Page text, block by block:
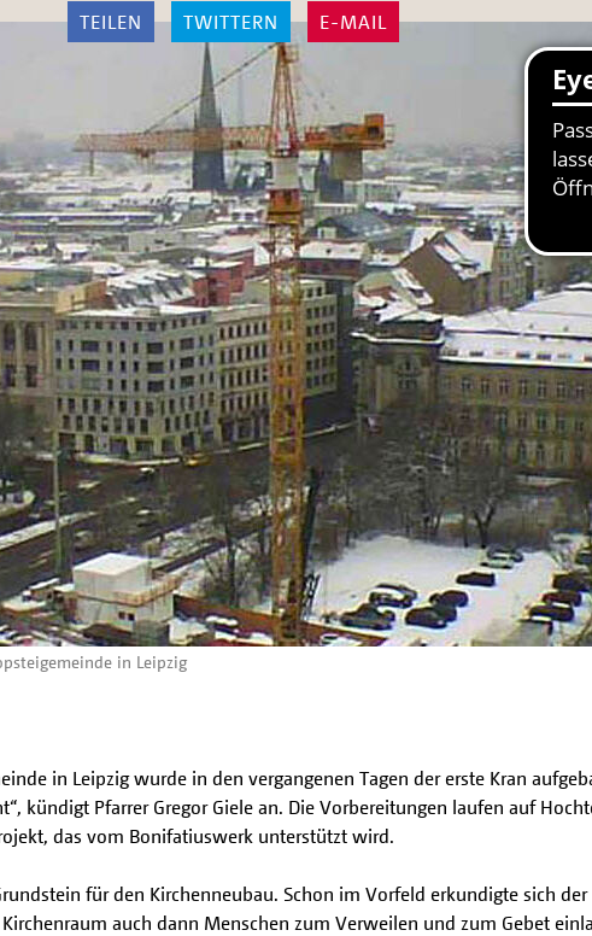
TEILEN TWITTERN E-MAIL
in Leipzig
in Leipzig wurde in den vergangenen Tagen der erste Kran
kündigt Pfarrer Gregor Giele an. Die Vorbereitungen laufen auf
das vom Bonifatiuswerk unterstützt wird.
für den Kirchenneubau. Schon im Vorfeld erkundigte sich
auch dann Menschen zum Verweilen und zum Gebet